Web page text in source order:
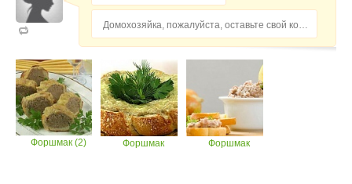
Домохозяйка, пожалуйста, оставьте свой комментарий...
Форшмак (2) Форшмак Форшмак